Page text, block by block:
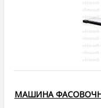
МАШИНА